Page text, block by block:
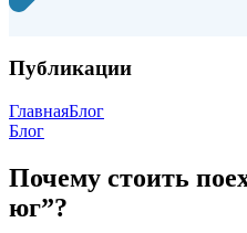
Публикации
ГлавнаяБлог
Блог
Почему стоить
юг”?